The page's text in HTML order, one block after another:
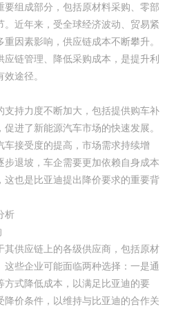
组成部分，包括原材料采购、零部
近年来，受全球经济波动、贸易紧
因素影响，供应链成本不断攀升。
链管理、降低采购成本，是提升利
途径。
支持力度不断加大，包括提供购车补
进了新能源汽车市场的快速发展。
车接受度的提高，市场需求持续增
退坡，车企需要更加依赖自身成本
这也是比亚迪提出降价要求的重要背
析
其供应链上的各级供应商，包括原材
些企业可能面临两种选择：一是通
方式降低成本，以满足比亚迪的要
价条件，以维持与比亚迪的合作关